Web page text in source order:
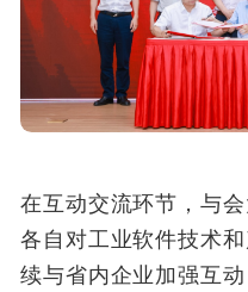
在互动交流环节，与
各自对工业软件技术
续与省内企业加强互